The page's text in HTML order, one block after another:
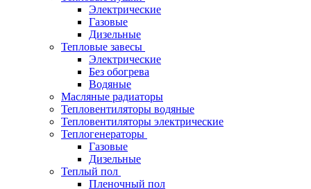
Электрические
Газовые
Дизельные
Тепловые завесы
Электрические
Без обогрева
Водяные
Масляные радиаторы
Тепловентиляторы водяные
Тепловентиляторы электрические
Теплогенераторы
Газовые
Дизельные
Теплый пол
Пленочный пол